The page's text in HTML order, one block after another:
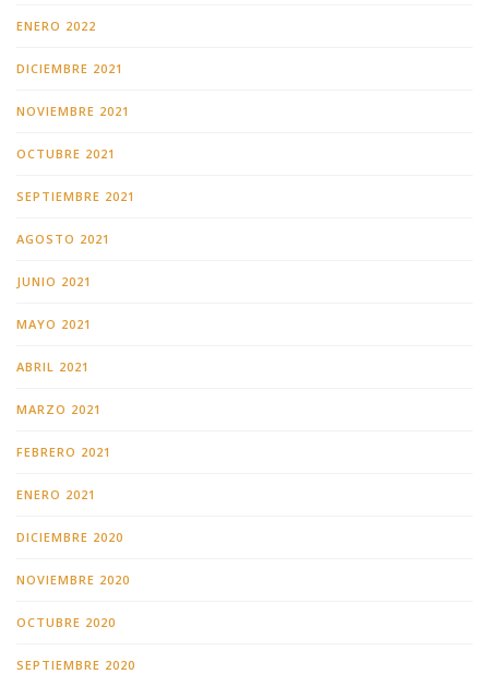
ENERO 2022
DICIEMBRE 2021
NOVIEMBRE 2021
OCTUBRE 2021
SEPTIEMBRE 2021
AGOSTO 2021
JUNIO 2021
MAYO 2021
ABRIL 2021
MARZO 2021
FEBRERO 2021
ENERO 2021
DICIEMBRE 2020
NOVIEMBRE 2020
OCTUBRE 2020
SEPTIEMBRE 2020